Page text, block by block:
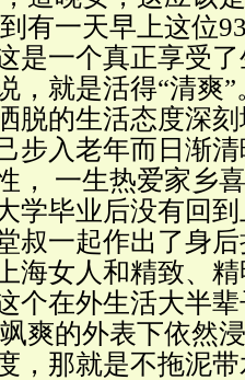
有一天早上这位
是一个真正享受
，就是活得“清爽
脱的生活态度深
步入老年而日渐
， 一生热爱家乡
学毕业后没有回
叔一起作出了身
海女人和精致、
个在外生活大半
爽的外表下依然
，那就是不拖泥带